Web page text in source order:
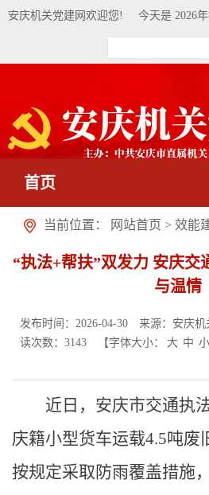
安庆机关党建网欢迎您! 今天是 2026
首页
当前位置： 网站首页 > 效能
“执法+帮扶”双发力 安庆交
与温情
发布时间：2026-04-30 来源：安庆机
读次数： 3143 【字体大小： 大 中 小
近日，安庆市交通执
庆籍小型货车运载4.5吨废
按规定采取防雨覆盖措施